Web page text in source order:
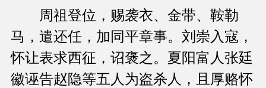
周祖登位，赐袭衣、金带、鞍勒
马，遣还任，加同平章事。刘崇入寇，
怀让表求西征，诏褒之。夏阳富人张廷
徽诬告赵隐等五人为盗杀人，且厚赂怀